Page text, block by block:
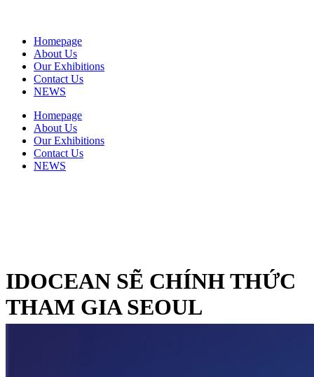
Homepage
About Us
Our Exhibitions
Contact Us
NEWS
Homepage
About Us
Our Exhibitions
Contact Us
NEWS
IDOCEAN SẼ CHÍNH THỨC
THAM GIA SEOUL